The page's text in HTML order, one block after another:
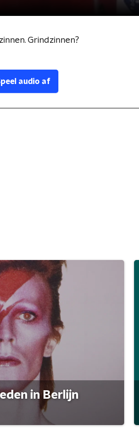
Grindzinnen?
audio af
in Berlijn